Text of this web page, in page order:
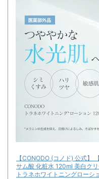
【CONODO (コノド) 公式】
サム酸 化粧水 120ml 美白ク
トラネホワイトニングローシ